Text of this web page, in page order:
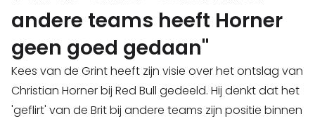
andere teams heeft Horner
geen goed gedaan"
Kees van de Grint heeft zijn visie over het ontslag van
Christian Horner bij Red Bull gedeeld. Hij denkt dat het
'geflirt' van de Brit bij andere teams zijn positie binnen